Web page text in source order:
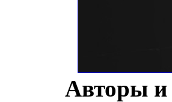
Авторы и